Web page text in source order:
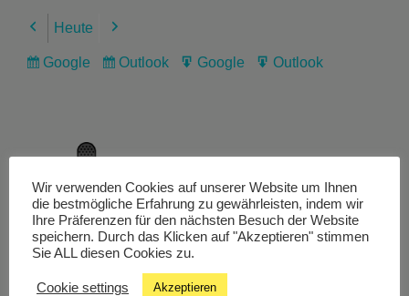
Previous
Heute Next
Subscribe
Google
Subscribe
Outlook
Export
Google
Export
Outlook
Livestream
Studiochat
Wir verwenden Cookies auf unserer Website um Ihnen
die bestmögliche Erfahrung zu gewährleisten, indem wir
Ihre Präferenzen für den nächsten Besuch der Website
speichern. Durch das Klicken auf "Akzeptieren" stimmen
Sie ALL diesen Cookies zu.
Cookie settings Akzeptieren